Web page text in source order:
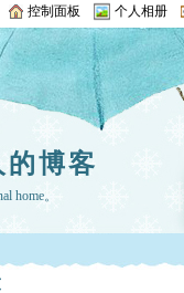
控制面板 个人相册
的博客
home。